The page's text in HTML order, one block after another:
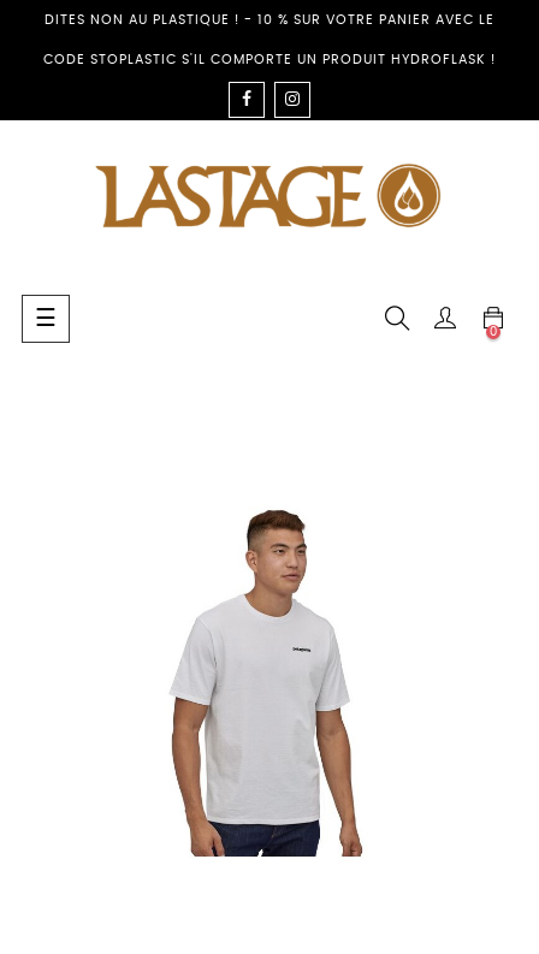
DITES NON AU PLASTIQUE ! - 10 % SUR VOTRE PANIER AVEC LE
CODE STOPLASTIC S'IL COMPORTE UN PRODUIT HYDROFLASK !
FACEBOOK
Basculer
la
☰
0